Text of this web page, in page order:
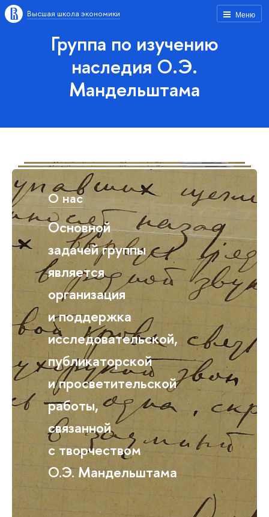
Меню
Высшая школа экономики
Группа по изучению
наследия О.Э.
Мандельштама
О нас
Основной
задачей группы
является
организация
и поддержка
исследовательской,
публикаторской
и просветительской
работы,
связанной
с творчеством
О.Э. Мандельштама